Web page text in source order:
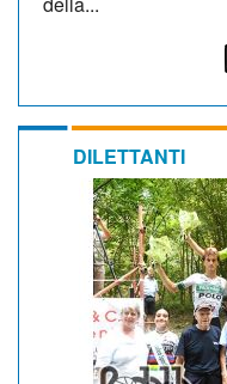
DILETTANTI